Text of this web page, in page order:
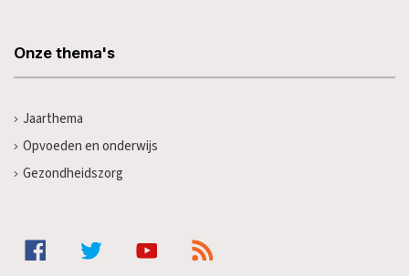
Onze thema's
Jaarthema
Opvoeden en onderwijs
Gezondheidszorg